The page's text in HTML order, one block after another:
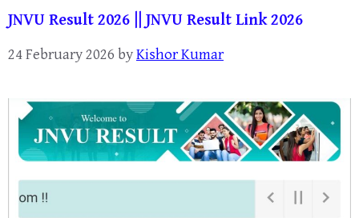
JNVU Result 2026 || JNVU Result Link 2026
24 February 2026 byKishor Kumar